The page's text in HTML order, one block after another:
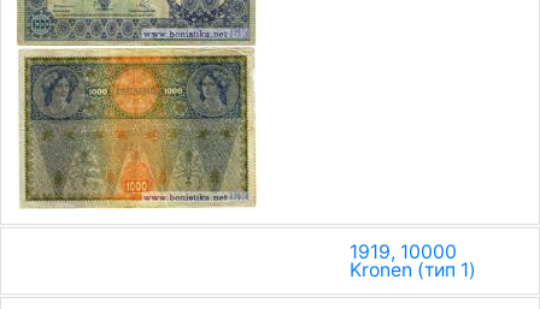
1919, 10000
Kronen (тип 1)